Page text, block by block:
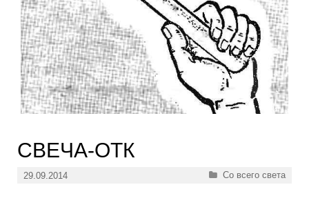
СВЕЧА-ОТК
29.09.2014 Рубрики
Со всего света